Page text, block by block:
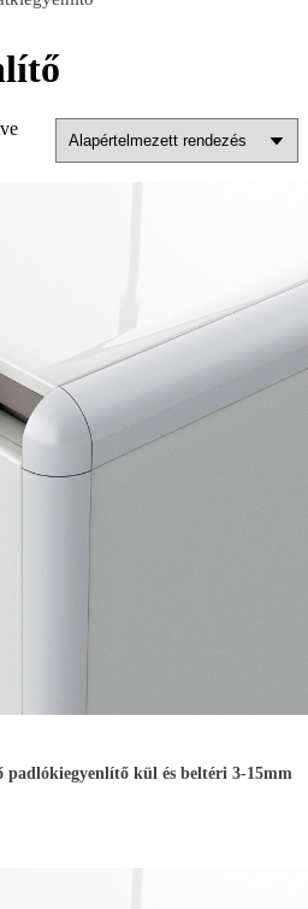
padlókiegyenlítő kül és beltéri 3-15mm